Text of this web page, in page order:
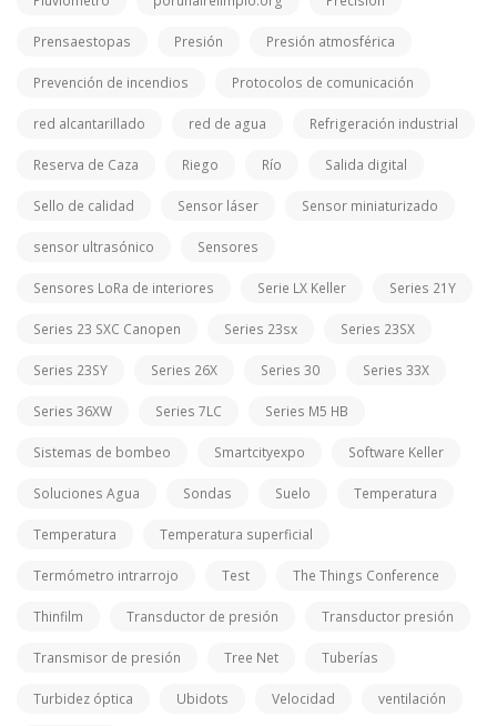
Prensaestopas Presión Presión atmosférica
Prevención de incendios Protocolos de comunicación
red alcantarillado red de agua Refrigeración industrial
Reserva de Caza Riego Río Salida digital
Sello de calidad Sensor láser Sensor miniaturizado
sensor ultrasónico Sensores
Sensores LoRa de interiores Serie LX Keller Series 21Y
Series 23 SXC Canopen Series 23sx Series 23SX
Series 23SY Series 26X Series 30 Series 33X
Series 36XW Series 7LC Series M5 HB
Sistemas de bombeo Smartcityexpo Software Keller
Soluciones Agua Sondas Suelo Temperatura
Temperatura Temperatura superficial
Termómetro intrarrojo Test The Things Conference
Thinfilm Transductor de presión Transductor presión
Transmisor de presión Tree Net Tuberías
Turbidez óptica Ubidots Velocidad ventilación